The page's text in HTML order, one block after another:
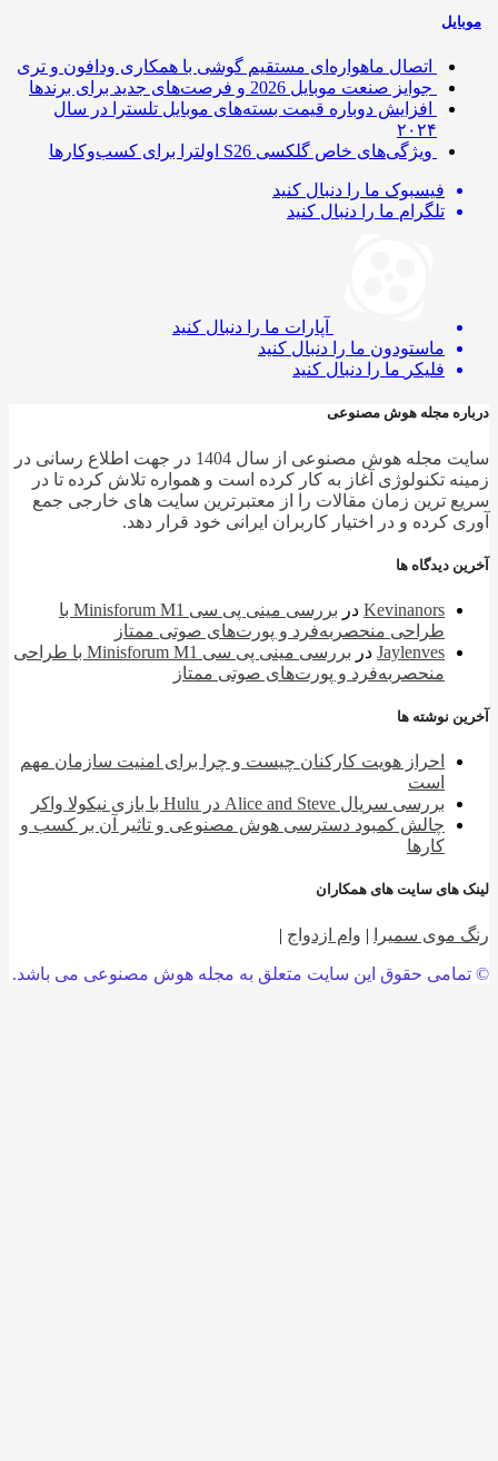
اتصال ماهواره‌ای مستقیم گوشی‌ با همکاری ودافون و تری
جوایز صنعت موبایل 2026 و فرصت‌های جدید برای برندها
افزایش دوباره قیمت بسته‌های موبایل تلسترا در سال
۲۰۲۴
ویژگی‌های خاص گلکسی S26 اولترا برای کسب‌وکارها
فیسبوک ما را دنبال کنید
تلگرام ما را دنبال کنید
آپارات ما را دنبال کنید
ماستودون ما را دنبال کنید
فلیکر ما را دنبال کنید
مجله هوش مصنوعی
سایت مجله هوش مصنوعی از سال 1404 در جهت اطلاع رسانی در
تکنولوژی آغاز به کار کرده است و همواره تلاش کرده تا در
ترین زمان مقالات را از معتبرترین سایت های خارجی جمع
کرده و در اختیار کاربران ایرانی خود قرار دهد.
دیدگاه ها
Kevinanorsدر
بررسی مینی پی ‌سی Minisforum M1 با
طراحی منحصربه‌فرد و پورت‌های صوتی ممتاز
Jaylenvesدر
بررسی مینی پی ‌سی Minisforum M1 با طراحی
منحصربه‌فرد و پورت‌های صوتی ممتاز
نوشته ها
احراز هویت کارکنان چیست و چرا برای امنیت سازمان مهم
بررسی سریال Alice and Steve در Hulu با بازی نیکولا واکر
چالش کمبود دسترسی هوش مصنوعی و تاثیر آن بر کسب و
کارها
های سایت های همکاران
موی سمیرا|وام ازدواج |
حقوق این سایت متعلق به مجله هوش مصنوعی می باشد.